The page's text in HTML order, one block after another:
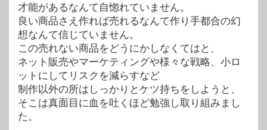
才能があるなんて自惚れていません。
良い商品さえ作れば売れるなんて作り手都合の幻
想なんて信じていません。
この売れない商品をどうにかしなくてはと、
ネット販売やマーケティングや様々な戦略、小ロ
ットにしてリスクを減らすなど
制作以外の所はしっかりとケツ持ちをしようと、
そこは真面目に血を吐くほど勉強し取り組みまし
た。